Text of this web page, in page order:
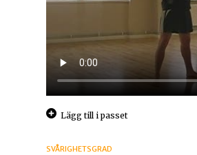
Lägg till i passet
SVÅRIGHETSGRAD